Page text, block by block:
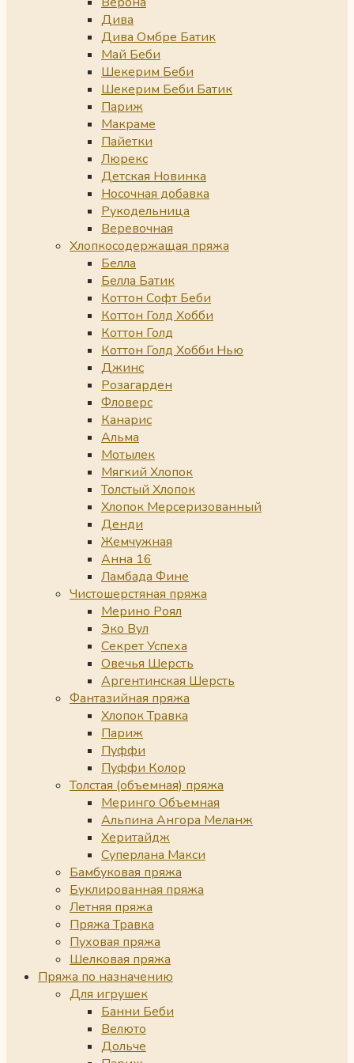
Дива
Дива Омбре Батик
Май Беби
Шекерим Беби
Шекерим Беби Батик
Париж
Макраме
Пайетки
Люрекс
Детская Новинка
Носочная добавка
Рукодельница
Веревочная
Хлопкосодержащая пряжа
Белла
Белла Батик
Коттон Софт Беби
Коттон Голд Хобби
Коттон Голд
Коттон Голд Хобби Нью
Джинс
Розагарден
Фловерс
Канарис
Альма
Мотылек
Мягкий Хлопок
Толстый Хлопок
Хлопок Мерсеризованный
Денди
Жемчужная
Анна 16
Ламбада Фине
Чистошерстяная пряжа
Мерино Роял
Эко Вул
Секрет Успеха
Овечья Шерсть
Аргентинская Шерсть
Фантазийная пряжа
Хлопок Травка
Париж
Пуффи
Пуффи Колор
Толстая (объемная) пряжа
Меринго Объемная
Альпина Ангора Меланж
Херитайдж
Суперлана Макси
Бамбуковая пряжа
Буклированная пряжа
Летняя пряжа
Пряжа Травка
Пуховая пряжа
Шелковая пряжа
Пряжа по назначению
Для игрушек
Банни Беби
Велюто
Дольче